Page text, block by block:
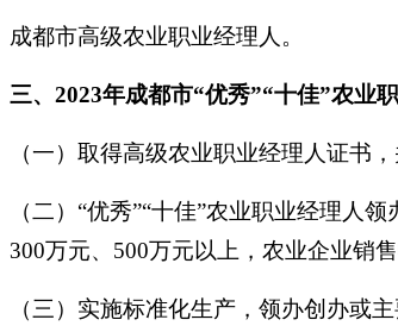
成都市高级农业职业经理人。
三、2023年成都市“优秀”“十佳”农业
（一）取得高级农业职业经理人证书
（二）“优秀”“十佳”农业职业经理人
300万元、500万元以上，农业企业销
（三）实施标准化生产，领办创办或